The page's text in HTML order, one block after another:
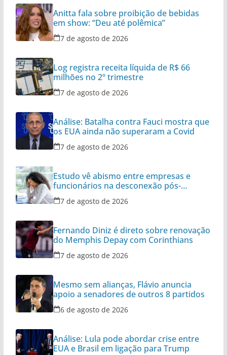
Anitta fala sobre proibição de bebidas
em show: “Deu até polêmica”
7 de agosto de 2026
Log registra receita líquida de R$ 66
milhões no 2º trimestre
7 de agosto de 2026
Análise: Batalha contra Fauci mostra que
os EUA ainda não superaram a Covid
7 de agosto de 2026
Estudo vê abismo entre empresas e
funcionários na desconexão pós-
expediente
7 de agosto de 2026
Fernando Diniz é direto sobre renovação
do Memphis Depay com Corinthians
7 de agosto de 2026
Mesmo sem alianças, Flávio anuncia
apoio a senadores de outros 8 partidos
6 de agosto de 2026
Análise: Lula pode abordar crise entre
EUA e Brasil em ligação para Trump